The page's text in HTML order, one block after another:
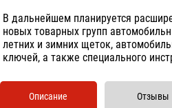
В дальнейшем планируется
новых товарных групп
летних и зимних щеток,
ключей, а также специального
Описание Отзывы